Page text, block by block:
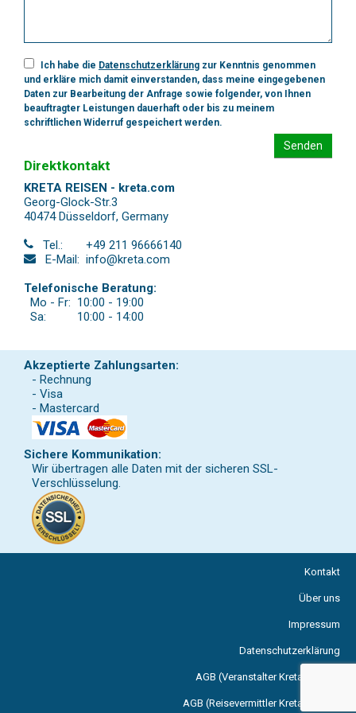
Ich habe die Datenschutzerklärung zur Kenntnis genommen
und erkläre mich damit einverstanden, dass meine eingegebenen
Daten zur Bearbeitung der Anfrage sowie folgender, von Ihnen
beauftragter Leistungen dauerhaft oder bis zu meinem
schriftlichen Widerruf gespeichert werden.
Senden
Direktkontakt
KRETA REISEN - kreta.com
Georg-Glock-Str.3
40474 Düsseldorf, Germany
Tel.:
+49 211 96666140
E-Mail: info@kreta.com
Telefonische Beratung:
Mo - Fr: 10:00 - 19:00
Sa:
10:00 - 14:00
Akzeptierte Zahlungsarten:
- Rechnung
- Visa
- Mastercard
Sichere Kommunikation:
Wir übertragen alle Daten mit der sicheren SSL-
Verschlüsselung.
Kontakt
Über uns
Impressum
Datenschutzerklärung
AGB (Veranstalter Kreta Reisen)
AGB (Reisevermittler Kreta Reisen)